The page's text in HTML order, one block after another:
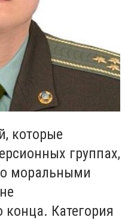
которые
группах,
моральными
Категория